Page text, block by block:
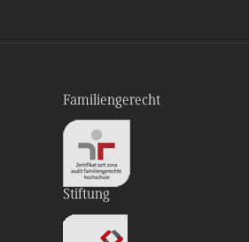
Familiengerecht
Stiftung